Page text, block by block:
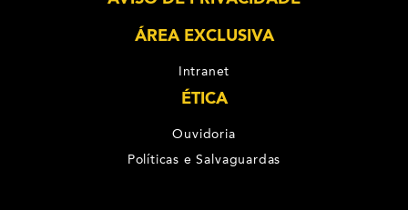
ÁREA EXCLUSIVA
Intranet
ÉTICA
Ouvidoria
Políticas e Salvaguardas